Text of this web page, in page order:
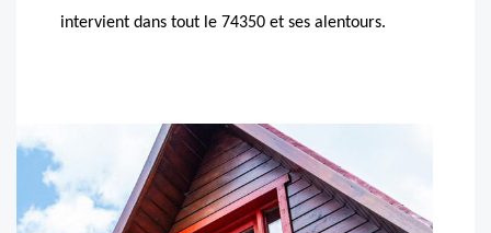
intervient dans tout le 74350 et ses alentours.